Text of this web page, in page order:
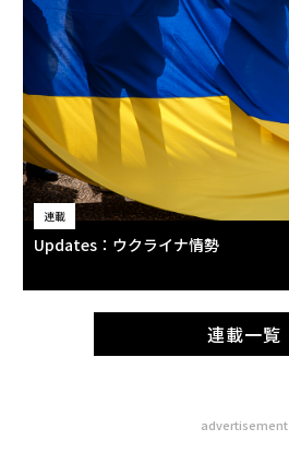
連載
Updates：ウクライナ情勢
連載一覧
advertisement